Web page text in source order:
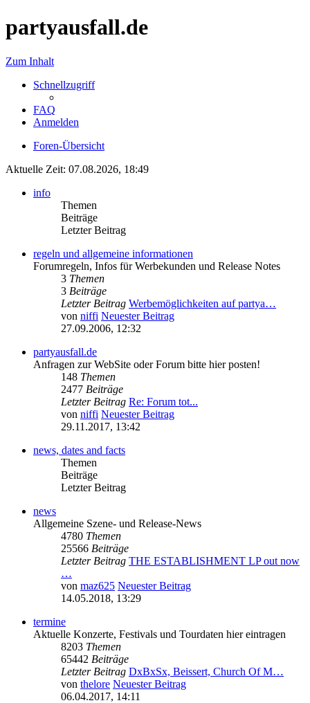
partyausfall.de
Zum Inhalt
Schnellzugriff
FAQ
Anmelden
Foren-Übersicht
Aktuelle Zeit: 07.08.2026, 18:49
info
Themen
Beiträge
Letzter Beitrag
regeln und allgemeine informationen
Forumregeln, Infos für Werbekunden und Release Notes
3 Themen
3 Beiträge
Letzter Beitrag Werbemöglichkeiten auf partya…
von niffi Neuester Beitrag
27.09.2006, 12:32
partyausfall.de
Anfragen zur WebSite oder Forum bitte hier posten!
148 Themen
2477 Beiträge
Letzter Beitrag Re: Forum tot...
von niffi Neuester Beitrag
29.11.2017, 13:42
news, dates and facts
Themen
Beiträge
Letzter Beitrag
news
Allgemeine Szene- und Release-News
4780 Themen
25566 Beiträge
Letzter Beitrag THE ESTABLISHMENT LP out now
…
von maz625 Neuester Beitrag
14.05.2018, 13:29
termine
Aktuelle Konzerte, Festivals und Tourdaten hier eintragen
8203 Themen
65442 Beiträge
Letzter Beitrag DxBxSx, Beissert, Church Of M…
von thelore Neuester Beitrag
06.04.2017, 14:11